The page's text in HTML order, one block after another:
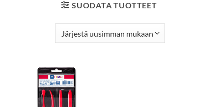
SUODATA TUOTTEET